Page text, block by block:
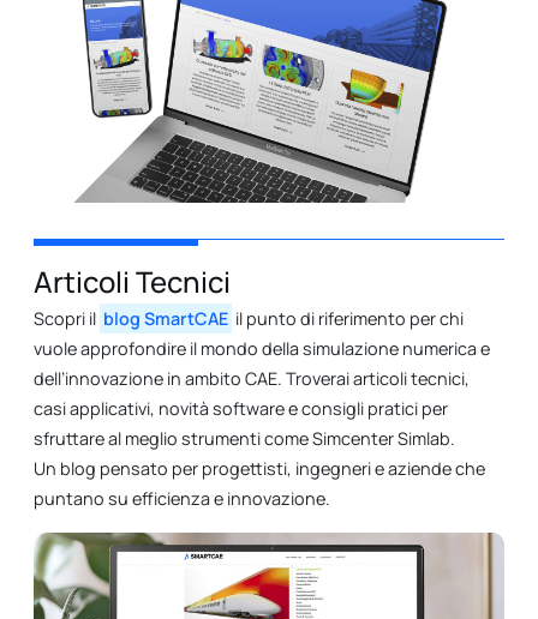
Articoli Tecnici
Scopri il blog SmartCAE il punto di riferimento per chi
vuole approfondire il mondo della simulazione numerica e
dell’innovazione in ambito CAE. Troverai articoli tecnici,
casi applicativi, novità software e consigli pratici per
sfruttare al meglio strumenti come Simcenter Simlab.
Un blog pensato per progettisti, ingegneri e aziende che
puntano su efficienza e innovazione.